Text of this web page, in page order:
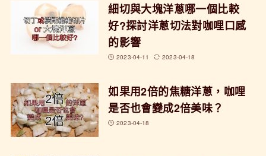
細切與大塊洋蔥哪一個比較
好?探討洋蔥切法對咖哩口感
的影響
2023-04-11 2023-04-18
如果用2倍的焦糖洋蔥，咖哩
是否也會變成2倍美味？
2023-04-18